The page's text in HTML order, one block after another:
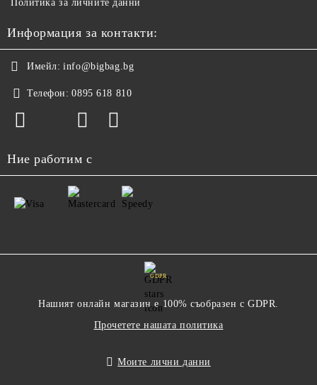
Политика за личните данни
Информация за контакти:
Имейл: info@bigbag.bg
Телефон: 0895 618 810
Ние работим с
GDPR
Нашият онлайн магазин е 100% съобразен с GDPR.
Прочетете нашата политика
Моите лични данни